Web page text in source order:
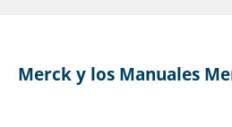
Merck y los Manuales